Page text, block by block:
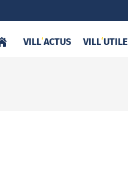
VILL‘ACTUS VILL‘UTILE